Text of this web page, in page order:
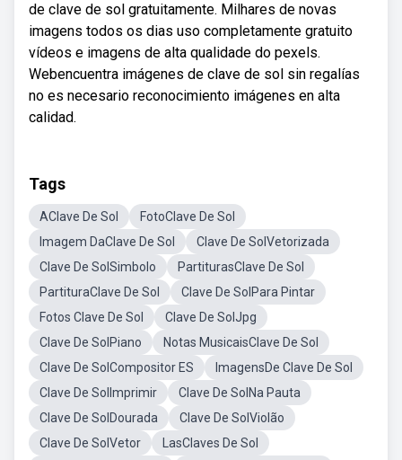
de clave de sol gratuitamente. Milhares de novas
imagens todos os dias uso completamente gratuito
vídeos e imagens de alta qualidade do pexels.
Webencuentra imágenes de clave de sol sin regalías
no es necesario reconocimiento imágenes en alta
calidad.
Tags
AClave De Sol
FotoClave De Sol
Imagem DaClave De Sol
Clave De SolVetorizada
Clave De SolSimbolo
PartiturasClave De Sol
PartituraClave De Sol
Clave De SolPara Pintar
Fotos Clave De Sol
Clave De SolJpg
Clave De SolPiano
Notas MusicaisClave De Sol
Clave De SolCompositor ES
ImagensDe Clave De Sol
Clave De SolImprimir
Clave De SolNa Pauta
Clave De SolDourada
Clave De SolViolão
Clave De SolVetor
LasClaves De Sol